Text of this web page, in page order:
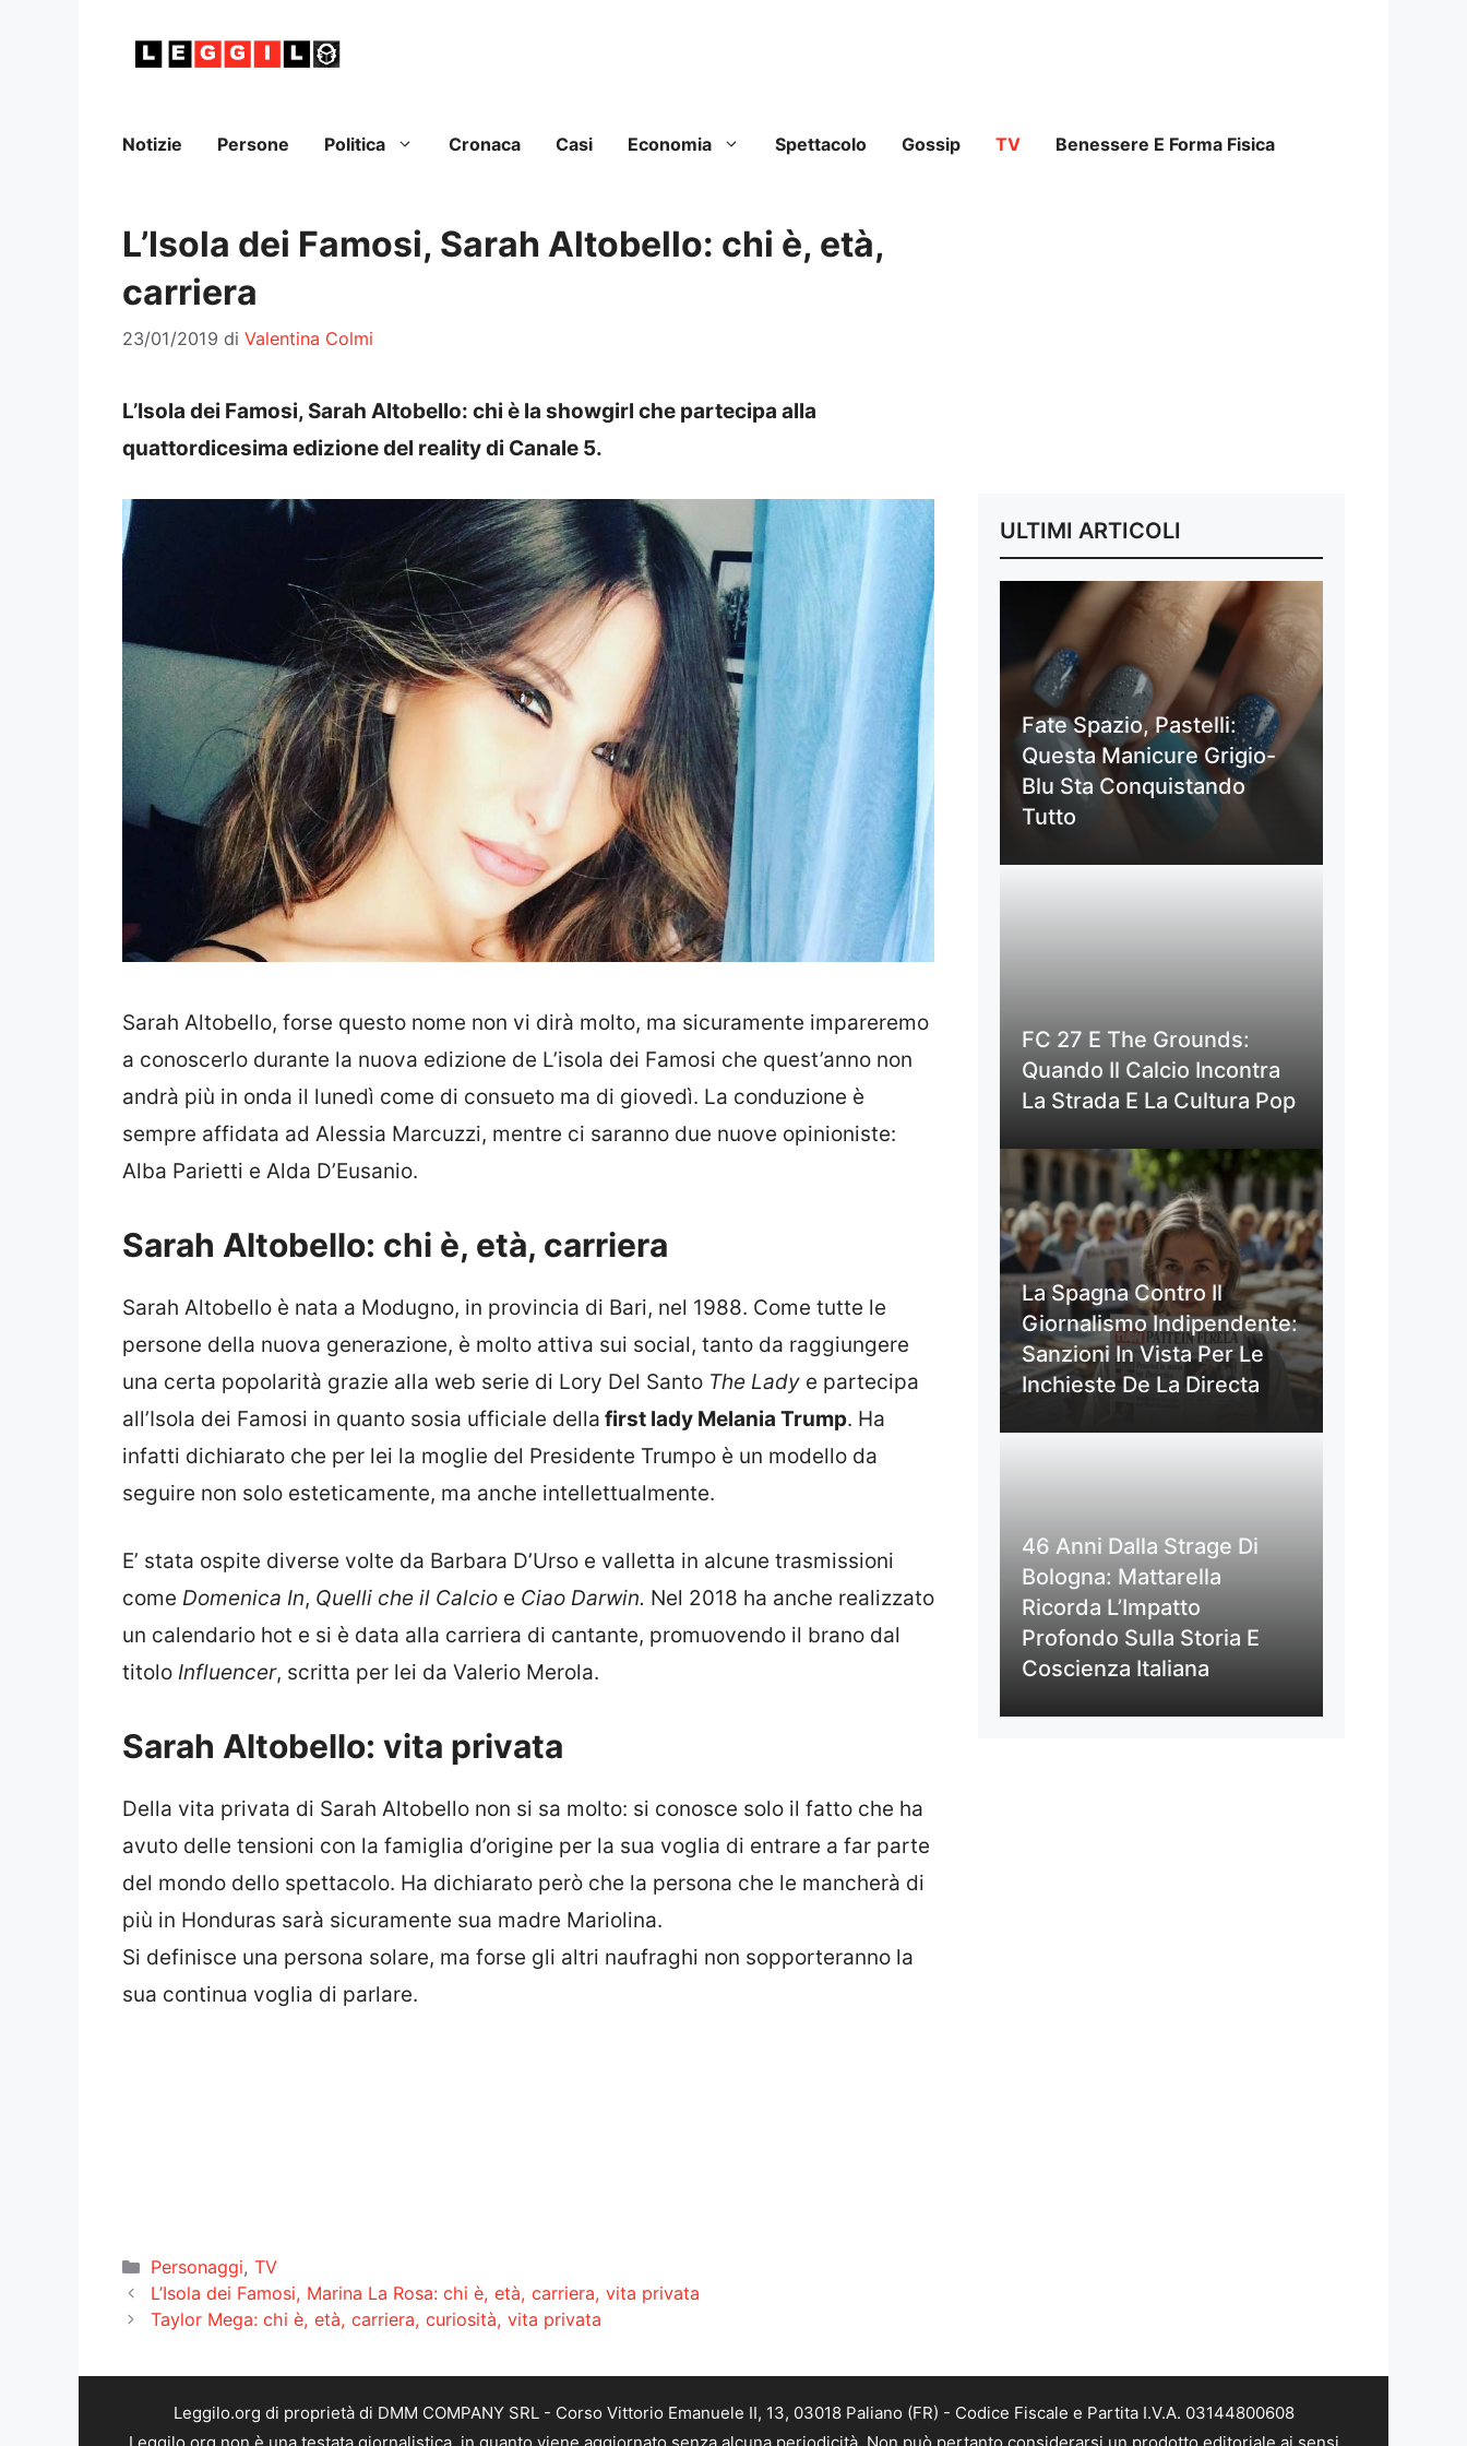
Notizie Persone Politica Cronaca Casi Economia Spettacolo Gossip TV Benessere E Forma Fisica
L’Isola dei Famosi, Sarah Altobello: chi è, età,
carriera
23/01/2019 di Valentina Colmi
L’Isola dei Famosi, Sarah Altobello: chi è la showgirl che partecipa alla
quattordicesima edizione del reality di Canale 5.
Sarah Altobello, forse questo nome non vi dirà molto, ma sicuramente impareremo
a conoscerlo durante la nuova edizione de L’isola dei Famosi che quest’anno non
andrà più in onda il lunedì come di consueto ma di giovedì. La conduzione è
sempre affidata ad Alessia Marcuzzi, mentre ci saranno due nuove opinioniste:
Alba Parietti e Alda D’Eusanio.
Sarah Altobello: chi è, età, carriera
Sarah Altobello è nata a Modugno, in provincia di Bari, nel 1988. Come tutte le
persone della nuova generazione, è molto attiva sui social, tanto da raggiungere
una certa popolarità grazie alla web serie di Lory Del Santo The Lady e partecipa
all’Isola dei Famosi in quanto sosia ufficiale della first lady Melania Trump. Ha
infatti dichiarato che per lei la moglie del Presidente Trumpo è un modello da
seguire non solo esteticamente, ma anche intellettualmente.
E’ stata ospite diverse volte da Barbara D’Urso e valletta in alcune trasmissioni
come Domenica In, Quelli che il Calcio e Ciao Darwin. Nel 2018 ha anche realizzato
un calendario hot e si è data alla carriera di cantante, promuovendo il brano dal
titolo Influencer, scritta per lei da Valerio Merola.
Sarah Altobello: vita privata
Della vita privata di Sarah Altobello non si sa molto: si conosce solo il fatto che ha
avuto delle tensioni con la famiglia d’origine per la sua voglia di entrare a far parte
del mondo dello spettacolo. Ha dichiarato però che la persona che le mancherà di
più in Honduras sarà sicuramente sua madre Mariolina.
Si definisce una persona solare, ma forse gli altri naufraghi non sopporteranno la
sua continua voglia di parlare.
Categorie
Personaggi, TV
L’Isola dei Famosi, Marina La Rosa: chi è, età, carriera, vita privata
Taylor Mega: chi è, età, carriera, curiosità, vita privata
ULTIMI ARTICOLI
Fate Spazio, Pastelli:
Questa Manicure Grigio-
Blu Sta Conquistando
Tutto
FC 27 E The Grounds:
Quando Il Calcio Incontra
La Strada E La Cultura Pop
La Spagna Contro Il
Giornalismo Indipendente:
Sanzioni In Vista Per Le
Inchieste De La Directa
46 Anni Dalla Strage Di
Bologna: Mattarella
Ricorda L’Impatto
Profondo Sulla Storia E
Coscienza Italiana
Leggilo.org di proprietà di DMM COMPANY SRL - Corso Vittorio Emanuele II, 13, 03018 Paliano (FR) - Codice Fiscale e Partita I.V.A. 03144800608